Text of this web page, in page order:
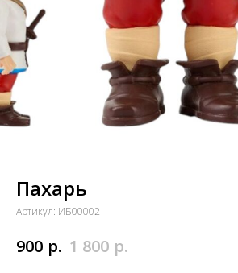
Пахарь
Артикул: ИБ00002
900 р. 1 800 р.